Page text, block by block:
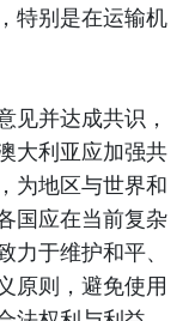
特别是在运输机
见并达成共识，
大利亚应加强共
为地区与世界和
国应在当前复杂
于维护和平、
原则，避免使用